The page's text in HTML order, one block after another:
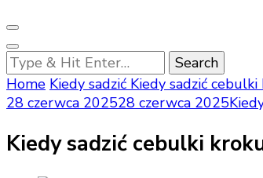
Looking
for
Something?
Home Kiedy sadzić Kiedy sadzić
28 czerwca 202528 czerwca 2025
Kiedy sadzić cebulki